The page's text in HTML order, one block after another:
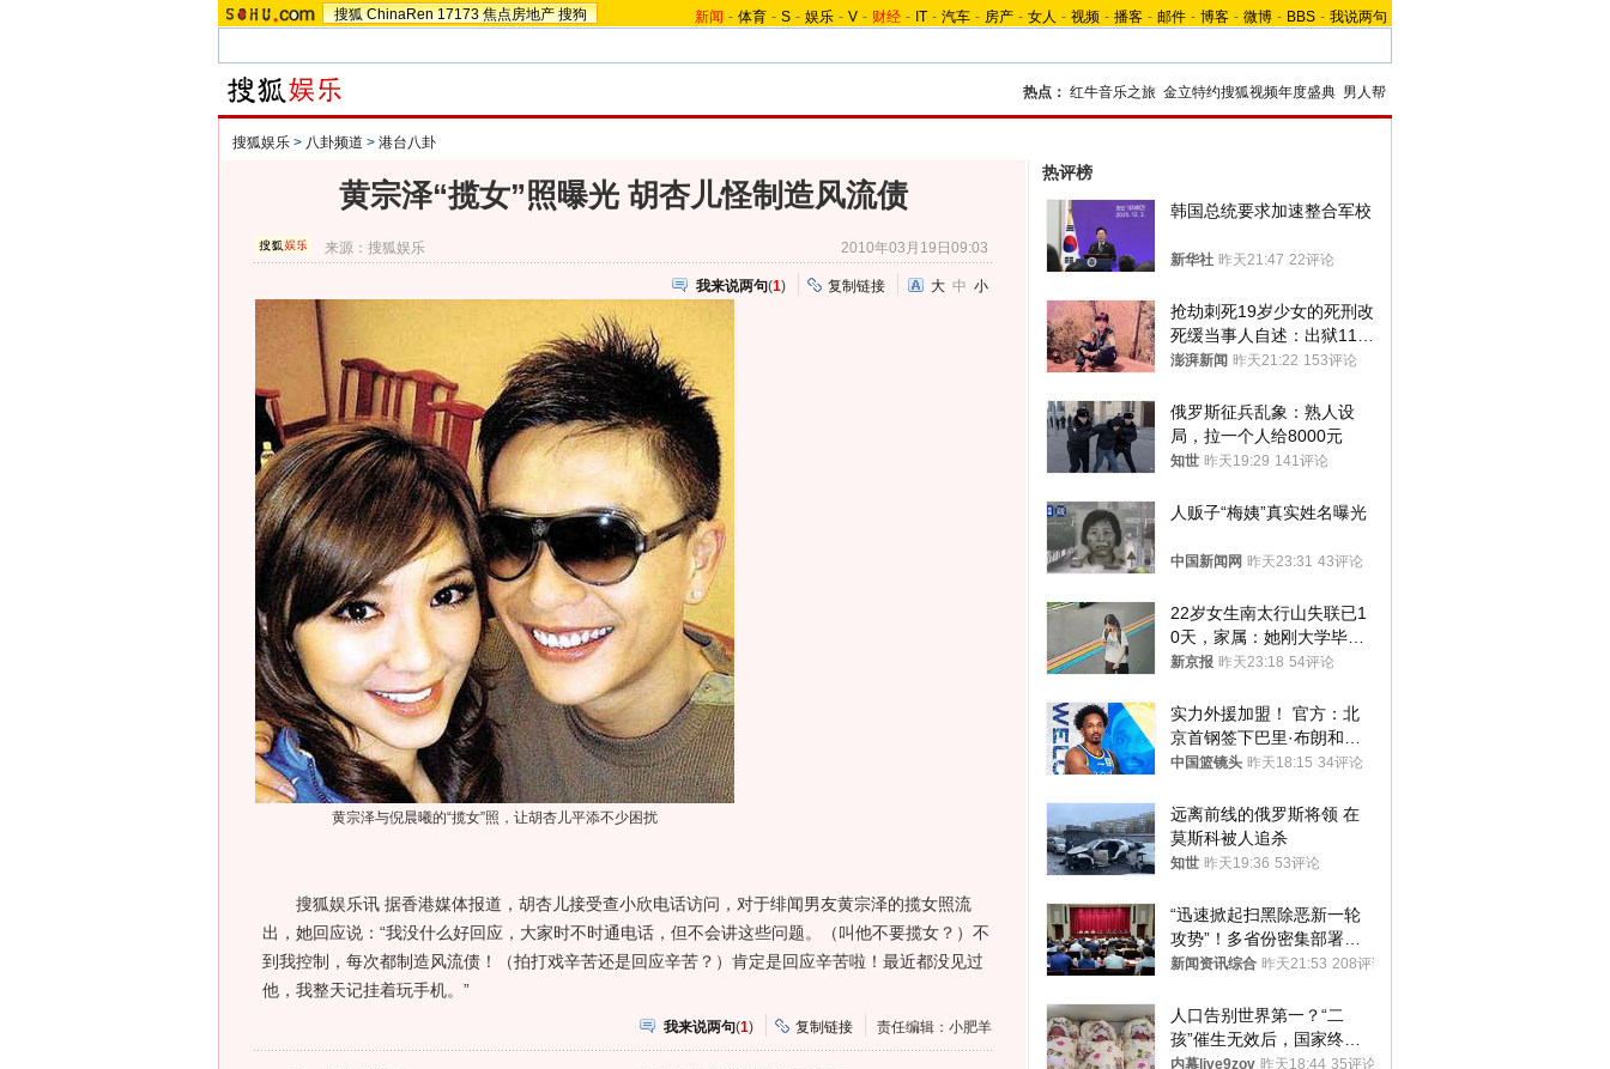
搜狐 ChinaRen 17173 焦点房地产 搜狗 新闻 - 体育 - S - 娱乐 - V - 财经 - IT - 汽车 - 房产 - 女人 - 视频 - 播客 - 邮件 - 博客 - 微博 - BBS - 我说两句
热点： 红牛音乐之旅 金立特约搜狐视频年度盛典 男人帮
搜狐娱乐 > 八卦频道 > 港台八卦
黄宗泽“揽女”照曝光 胡杏儿怪制造风流债
来源：搜狐娱乐 2010年03月19日09:03
我来说两句(1) 复制链接 大 中 小
黄宗泽与倪晨曦的“揽女”照，让胡杏儿平添不少困扰
搜狐娱乐讯 据香港媒体报道，胡杏儿接受查小欣电话访问，对于绯闻男友黄宗泽的揽女照流
出，她回应说：“我没什么好回应，大家时不时通电话，但不会讲这些问题。（叫他不要揽女？）不
到我控制，每次都制造风流债！（拍打戏辛苦还是回应辛苦？）肯定是回应辛苦啦！最近都没见过
他，我整天记挂着玩手机。”
我来说两句(1) 复制链接 责任编辑：小肥羊
热评榜
韩国总统要求加速整合军校
新华社 昨天21:47 22评论
抢劫刺死19岁少女的死刑改
死缓当事人自述：出狱11年
间始终刻意躲避被害人家属
澎湃新闻 昨天21:22 153评论
俄罗斯征兵乱象：熟人设
局，拉一个人给8000元
知世 昨天19:29 141评论
人贩子“梅姨”真实姓名曝光
中国新闻网 昨天23:31 43评论
22岁女生南太行山失联已1
0天，家属：她刚大学毕业
想到山里旅行
新京报 昨天23:18 54评论
实力外援加盟！ 官方：北
京首钢签下巴里·布朗和桑
普森
中国篮镜头 昨天18:15 34评论
远离前线的俄罗斯将领 在
莫斯科被人追杀
知世 昨天19:36 53评论
“迅速掀起扫黑除恶新一轮
攻势”！多省份密集部署，
公布举报方式
新闻资讯综合 昨天21:53 208评论
人口告别世界第一？“二
孩”催生无效后，国家终于
向住房出手了！
内幕live9zov 昨天18:44 35评论